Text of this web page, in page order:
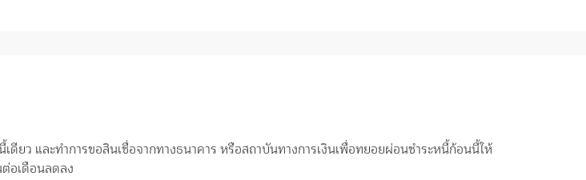
ว และทำการขอสินเชื่อจากทางธนาคาร หรือสถาบันทางการเงินเพื่อทยอยผ่อนชำระหนี้ก้อนนี้ให้
อเดือนลดลง